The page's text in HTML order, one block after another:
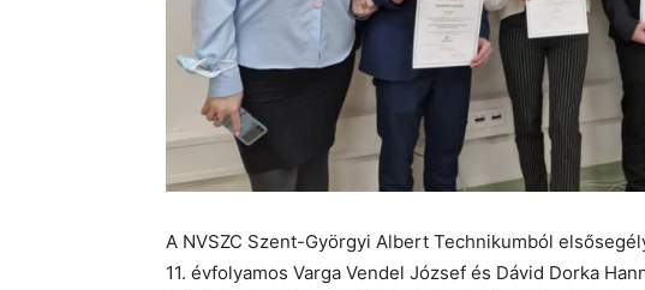
A NVSZC Szent-Györgyi Albert Technikumból
11. évfolyamos Varga Vendel József és Dávid Dorka